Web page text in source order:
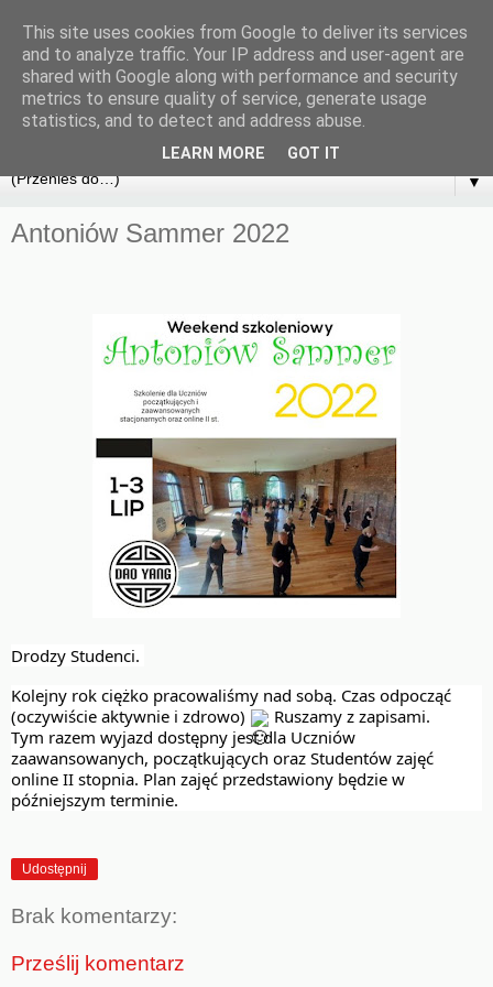
▼
Antoniów Sammer 2022
Drodzy Studenci.
Kolejny rok ciężko pracowaliśmy nad sobą. Czas odpocząć
(oczywiście aktywnie i zdrowo)
Ruszamy z zapisami.
Tym razem wyjazd dostępny jest dla Uczniów
zaawansowanych, początkujących oraz Studentów zajęć
online II stopnia. Plan zajęć przedstawiony będzie w
późniejszym terminie.
Udostępnij
Brak komentarzy:
Prześlij komentarz
This site uses cookies from Google to deliver its services
and to analyze traffic. Your IP address and user-agent are
shared with Google along with performance and security
metrics to ensure quality of service, generate usage
statistics, and to detect and address abuse.
LEARN MORE GOT IT